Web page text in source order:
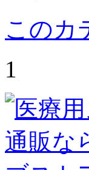
このカ
1